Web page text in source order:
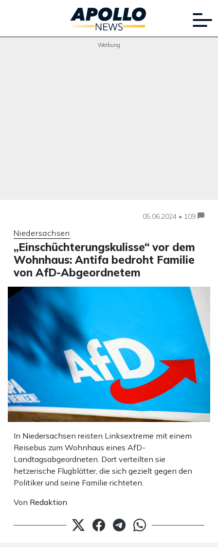
Werbung
05.06.2024 • 109
Niedersachsen
„Einschüchterungskulisse“ vor dem
Wohnhaus: Antifa bedroht Familie
von AfD-Abgeordnetem
In Niedersachsen reisten Linksextreme mit einem
Reisebus zum Wohnhaus eines AfD-
Landtagsabgeordneten. Dort verteilten sie
hetzerische Flugblätter, die sich gezielt gegen den
Politiker und seine Familie richteten.
Von Redaktion